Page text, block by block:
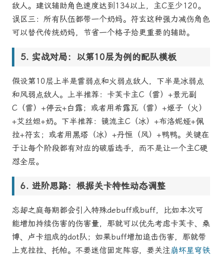
敌人。建议辅助角色速度达到134以上，主C至少120。
误区三：所有队伍都带一个奶妈。符玄这种强力减伤角色
可以替代传统奶妈，节省一个格子给更重要的辅助。
实战对局：以第10层为例的配队模板
假设第10层上半是雷弱点和火弱点敌人，下半是冰弱点
和风弱点敌人。上半推荐：卡芙卡主C（雷）+景元副
C（雷）+停云+白露；或者用希露瓦（雷）+姬子（火）
+艾丝妲+奶。下半推荐：镜流主C（冰）+布洛妮娅+佩
拉+符玄；或者用黑塔（冰）+丹恒（风）+鸭鸭。关键在
于让每个阶段都有对应的破盾选手，而不是让一个主C硬
怼全层。
进阶思路：根据关卡特性动态调整
忘却之庭每期都会引入特殊debuff或buff，比如本次可
能增加持续伤害的伤害量，那就可以优先考虑卡芙卡、桑
博、卢卡组成的dot队；如果buff增加追击伤害，那就带
上克拉拉、托帕。不要迷信固定阵容，要关注崩坏星穹铁